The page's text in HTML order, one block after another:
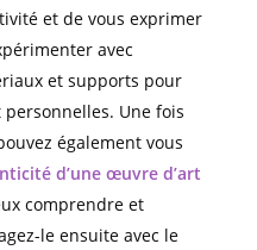
et de vous exprimer
avec
et supports pour
Une fois
également vous
d’une œuvre d’art
comprendre et
le ensuite avec le